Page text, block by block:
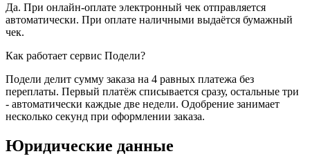
Да. При онлайн-оплате электронный чек отправляется
автоматически. При оплате наличными выдаётся бумажный
чек.
Как работает сервис Подели?
Подели делит сумму заказа на 4 равных платежа без
переплаты. Первый платёж списывается сразу, остальные три
- автоматически каждые две недели. Одобрение занимает
несколько секунд при оформлении заказа.
Юридические данные